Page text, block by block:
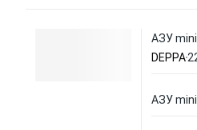
АЗУ
DEPPA
АЗУ